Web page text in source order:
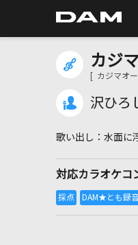
カジ
[ カジマオ
沢ひろ
水面に
対応カラオケコ